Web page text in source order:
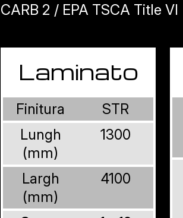
CARB 2 / EPA TSCA Title VI
Laminato
Finitura
STR
Lungh
(mm)
1300
Largh
(mm)
4100